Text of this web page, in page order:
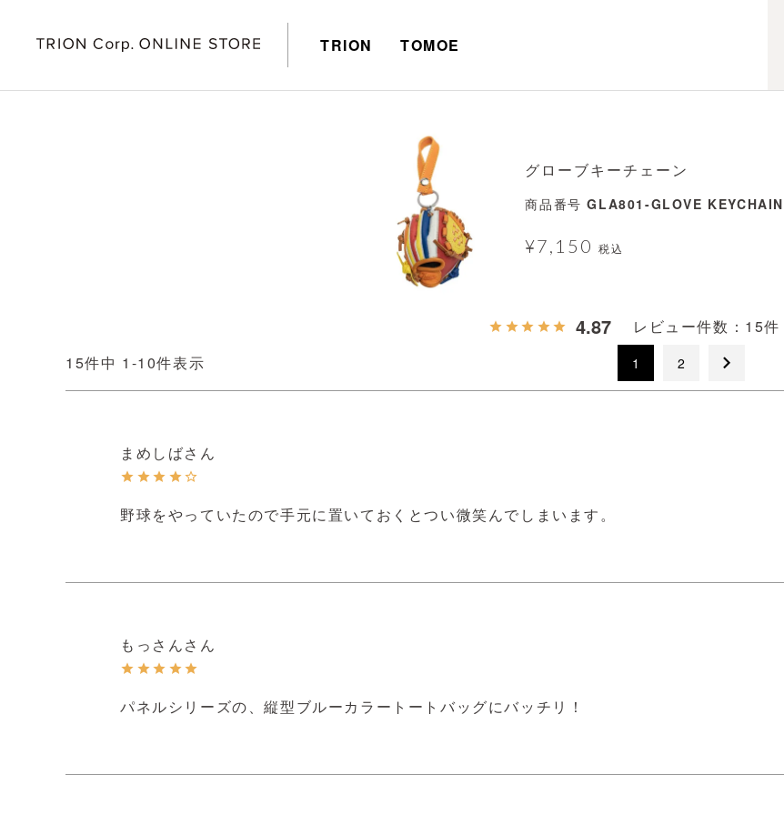
TRION TOMOE
グローブキーチェーン
商品番号 GLA801-GLOVE KEYCHAIN
¥7,150 税込
4.87
15
15件中 1 -10件表示 1 2
まめしば
野球をやっていたので手元に置いておくとつい微笑んでしまいます。
もっさん
パネルシリーズの、縦型ブルーカラートートバッグにバッチリ！